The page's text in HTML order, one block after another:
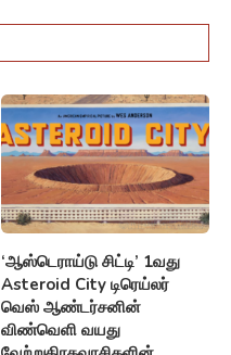
‘ஆஸ்டெராய்டு சிட்டி’ 1வது
Asteroid City டிரெய்லர்
வெஸ் ஆண்டர்சனின்
விண்வெளி வயது